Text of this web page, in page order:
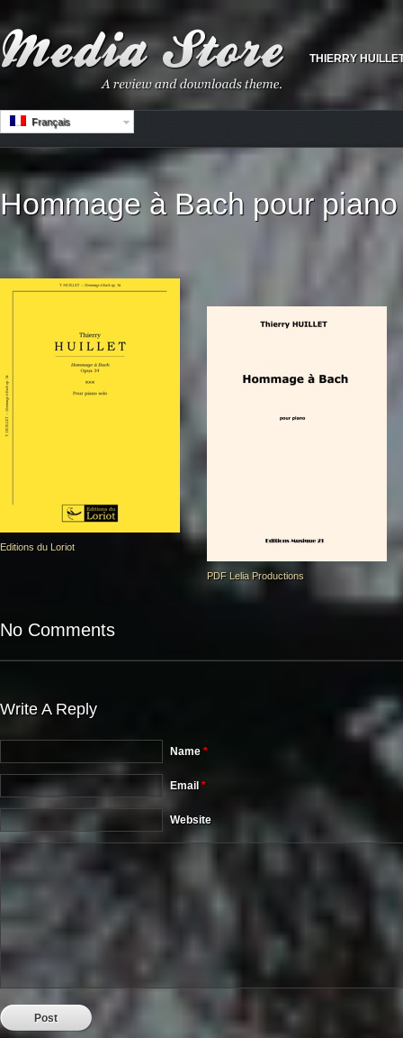
THIERRY
Français
Hommage à Bach pour piano
Editions du Loriot
PDF Lelia Productions
No Comments
Write A Reply
Name *
Email *
Website